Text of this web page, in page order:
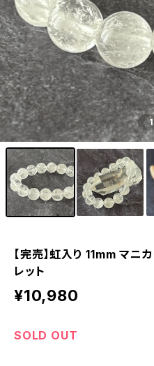
1
【完売】虹入り 11mm マニ
レット
¥10,980
SOLD OUT